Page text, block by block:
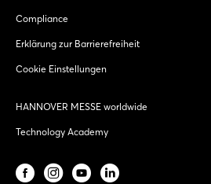
Compliance
Erklärung zur Barrierefreiheit
Cookie Einstellungen
HANNOVER MESSE worldwide
Technology Academy